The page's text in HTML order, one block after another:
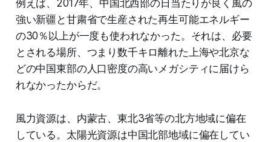
例えば、2017年、中国北西部の日当たりが良く風の
強い新疆と甘粛省で生産された再生可能エネルギー
の30％以上が一度も使われなかった。それは、必要
とされる場所、つまり数千キロ離れた上海や北京な
どの中国東部の人口密度の高いメガシティに届けら
れなかったからだ。
風力資源は、内蒙古、東北3省等の北方地域に偏在
している。太陽光資源は中国北部地域に偏在してい